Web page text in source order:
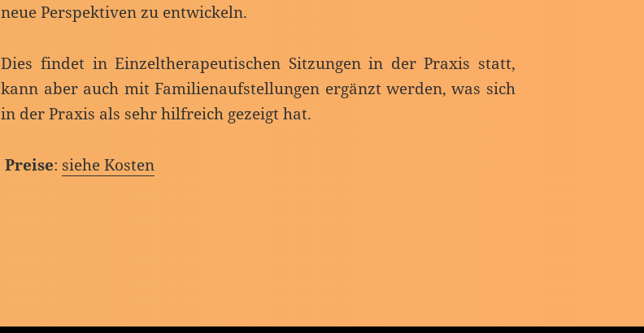
neue Perspektiven zu entwickeln.
Dies findet in Einzeltherapeutischen Sitzungen in der Praxis statt,
kann aber auch mit Familienaufstellungen ergänzt werden, was sich
in der Praxis als sehr hilfreich gezeigt hat.
Preise: siehe Kosten